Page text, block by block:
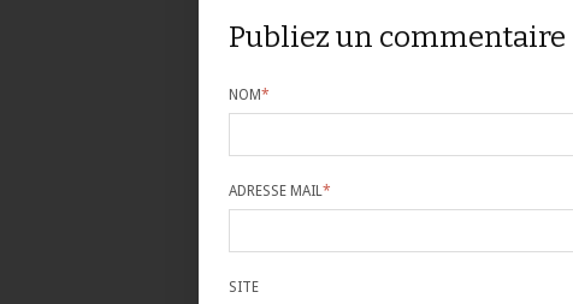
Publiez un commentaire
NOM*
ADRESSE MAIL*
SITE